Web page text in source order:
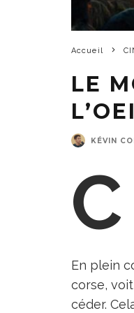
Accueil
LE
KÉVIN
C
En plein
corse,
céder.